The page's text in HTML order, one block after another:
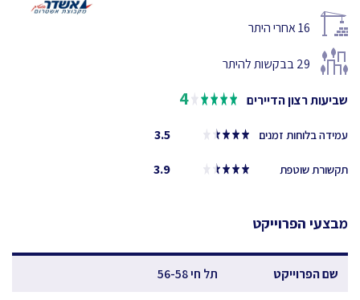
16אחרי היתר
29בבקשות להיתר
שביעות רצון הדיירים 4
עמידה בלוחות זמנים 3.5
תקשורת שוטפת 3.9
מבצעי הפרוייקט
שם הפרוייקט תל חי 56-58